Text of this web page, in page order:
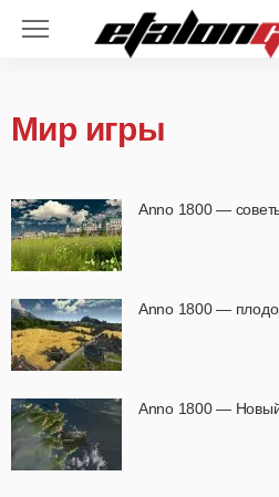
Мир игры
Anno 1800 —
Anno 1800 —
Anno 1800 —